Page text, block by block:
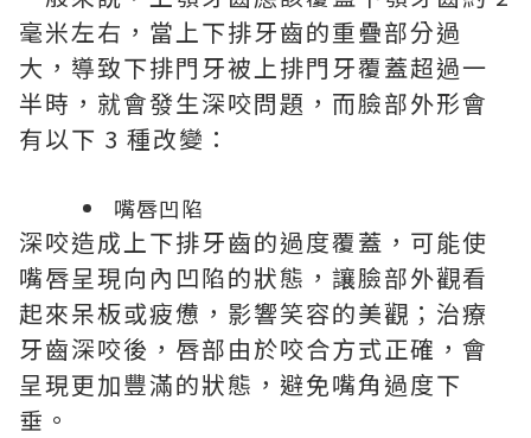
毫米左右，當上下排牙齒的重疊部分過
大，導致下排門牙被上排門牙覆蓋超過一
半時，就會發生深咬問題，而臉部外形會
有以下 3 種改變：
嘴唇凹陷
深咬造成上下排牙齒的過度覆蓋，可能使
嘴唇呈現向內凹陷的狀態，讓臉部外觀看
起來呆板或疲憊，影響笑容的美觀；治療
牙齒深咬後，唇部由於咬合方式正確，會
呈現更加豐滿的狀態，避免嘴角過度下
垂。